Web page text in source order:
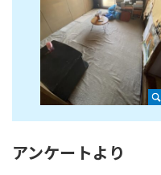
アンケートより